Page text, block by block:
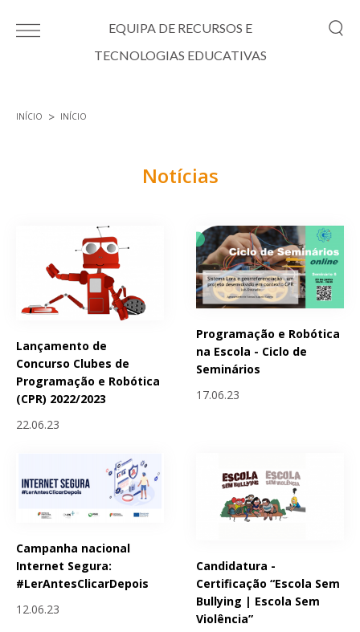
EQUIPA DE RECURSOS E
TECNOLOGIAS EDUCATIVAS
INÍCIO INÍCIO
Notícias
Lançamento de
Concurso Clubes de
Programação e Robótica
(CPR) 2022/2023
22.06.23
Programação e Robótica
na Escola - Ciclo de
Seminários
17.06.23
Campanha nacional
Internet Segura:
#LerAntesClicarDepois
12.06.23
Candidatura -
Certificação “Escola Sem
Bullying | Escola Sem
Violência”
Páginas